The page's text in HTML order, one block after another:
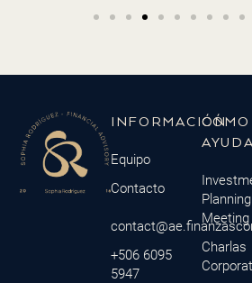
INFORMACIÓN
Equipo
Contacto
+506 6095
5947
CÓMO
Planning
Meeting
Charlas